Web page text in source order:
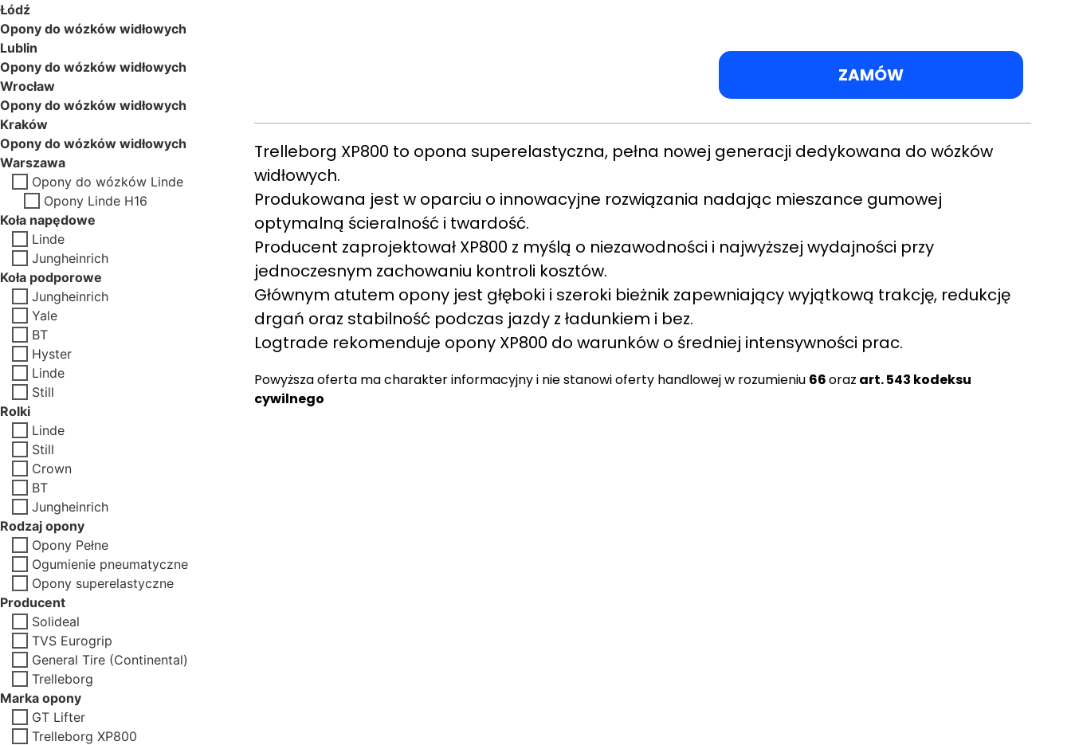
Łódź
Opony do wózków widłowych
Lublin
Opony do wózków widłowych
Wrocław
Opony do wózków widłowych
Kraków
Opony do wózków widłowych
Warszawa
Opony do wózków Linde
Opony Linde H16
Koła napędowe
Linde
Jungheinrich
Koła podporowe
Jungheinrich
Yale
BT
Hyster
Linde
Still
Rolki
Linde
Still
Crown
BT
Jungheinrich
Rodzaj opony
Opony Pełne
Ogumienie pneumatyczne
Opony superelastyczne
Producent
Solideal
TVS Eurogrip
General Tire (Continental)
Trelleborg
Marka opony
GT Lifter
Trelleborg XP800
ZAMÓW
Trelleborg XP800 to opona superelastyczna, pełna nowej generacji dedykowana do wózków
widłowych.
Produkowana jest w oparciu o innowacyjne rozwiązania nadając mieszance gumowej
optymalną ścieralność i twardość.
Producent zaprojektował XP800 z myślą o niezawodności i najwyższej wydajności przy
jednoczesnym zachowaniu kontroli kosztów.
Głównym atutem opony jest głęboki i szeroki bieżnik zapewniający wyjątkową trakcję, redukcję
drgań oraz stabilność podczas jazdy z ładunkiem i bez.
Logtrade rekomenduje opony XP800 do warunków o średniej intensywności prac.
Powyższa oferta ma charakter informacyjny i nie stanowi oferty handlowej w rozumieniu 66oraz art. 543 kodeksu
cywilnego